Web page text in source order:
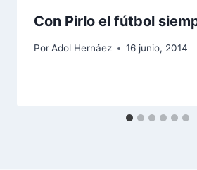
Con Pirlo el fútbol
PorAdol Hernáez 16 junio, 2014